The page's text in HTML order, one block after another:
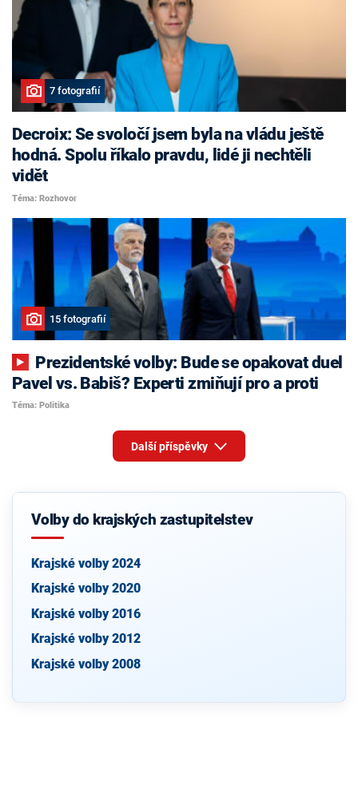
7 fotografií
Decroix: Se svoločí jsem byla na vládu ještě
hodná. Spolu říkalo pravdu, lidé ji nechtěli
vidět
Téma: Rozhovor
15 fotografií
Pavel vs. Babiš? Experti zmiňují pro a proti
Téma: Politika
Další příspěvky
Volby do krajských zastupitelstev
Krajské volby 2024
Krajské volby 2020
Krajské volby 2016
Krajské volby 2012
Krajské volby 2008